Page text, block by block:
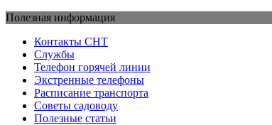
Полезная информация
Контакты СНТ
Службы
Телефон горячей линии
Экстренные телефоны
Расписание транспорта
Советы садоводу
Полезные статьи